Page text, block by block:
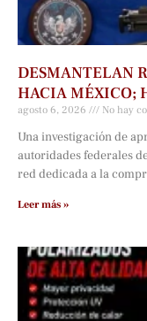
DESMANTELAN
HACIA MÉXICO;
agosto 6, 2026 No hay
Una investigación de
autoridades federales
red dedicada a la
Leer más »